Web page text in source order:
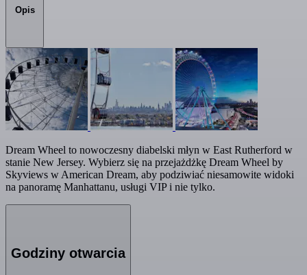
Opis
Dream Wheel to nowoczesny diabelski młyn w East Rutherford w
stanie New Jersey. Wybierz się na przejażdżkę Dream Wheel by
Skyviews w American Dream, aby podziwiać niesamowite widoki
na panoramę Manhattanu, usługi VIP i nie tylko.
Godziny otwarcia